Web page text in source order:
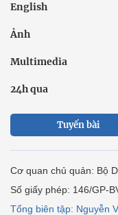
English
Ảnh
Multimedia
24h qua
Tuyến bài
Cơ quan chủ quản: Bộ
Số giấy phép: 146/GP-
Tổng biên tập: Nguyễn